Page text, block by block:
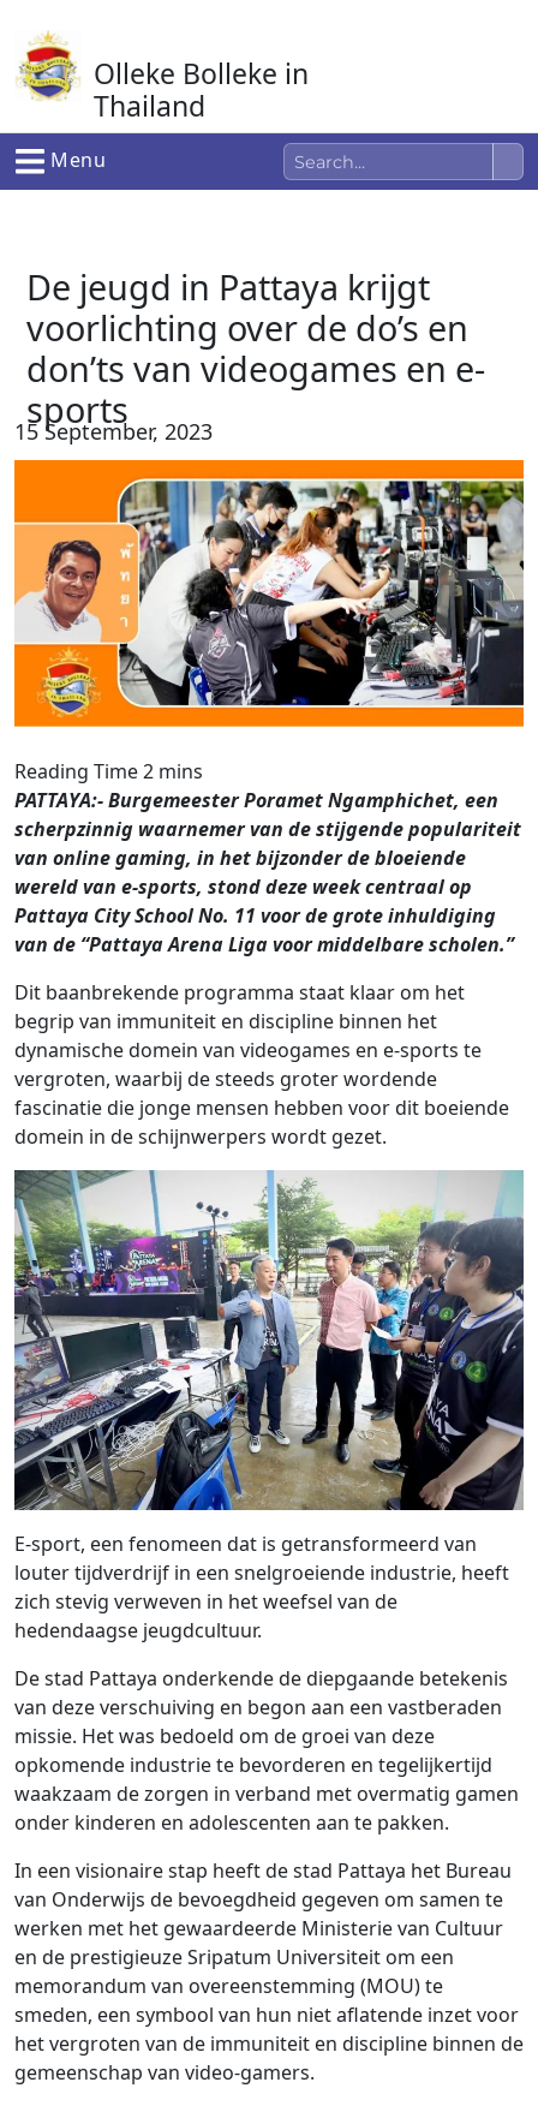
naar
de
inhoud
Olleke Bolleke in
Thailand
In Thailand
Menu
De jeugd in Pattaya krijgt
voorlichting over de do’s en
don’ts van videogames en e-
sports
15 September, 2023
PATTAYA:- Burgemeester Poramet Ngamphichet, een
scherpzinnig waarnemer van de stijgende populariteit
van online gaming, in het bijzonder de bloeiende
wereld van e-sports, stond deze week centraal op
Pattaya City School No. 11 voor de grote inhuldiging
van de “Pattaya Arena Liga voor middelbare scholen.”
Dit baanbrekende programma staat klaar om het
begrip van immuniteit en discipline binnen het
dynamische domein van videogames en e-sports te
vergroten, waarbij de steeds groter wordende
fascinatie die jonge mensen hebben voor dit boeiende
domein in de schijnwerpers wordt gezet.
E-sport, een fenomeen dat is getransformeerd van
louter tijdverdrijf in een snelgroeiende industrie, heeft
zich stevig verweven in het weefsel van de
hedendaagse jeugdcultuur.
De stad Pattaya onderkende de diepgaande betekenis
van deze verschuiving en begon aan een vastberaden
missie. Het was bedoeld om de groei van deze
opkomende industrie te bevorderen en tegelijkertijd
waakzaam de zorgen in verband met overmatig gamen
onder kinderen en adolescenten aan te pakken.
In een visionaire stap heeft de stad Pattaya het Bureau
van Onderwijs de bevoegdheid gegeven om samen te
werken met het gewaardeerde Ministerie van Cultuur
en de prestigieuze Sripatum Universiteit om een
memorandum van overeenstemming (MOU) te
smeden, een symbool van hun niet aflatende inzet voor
het vergroten van de immuniteit en discipline binnen de
gemeenschap van video-gamers.